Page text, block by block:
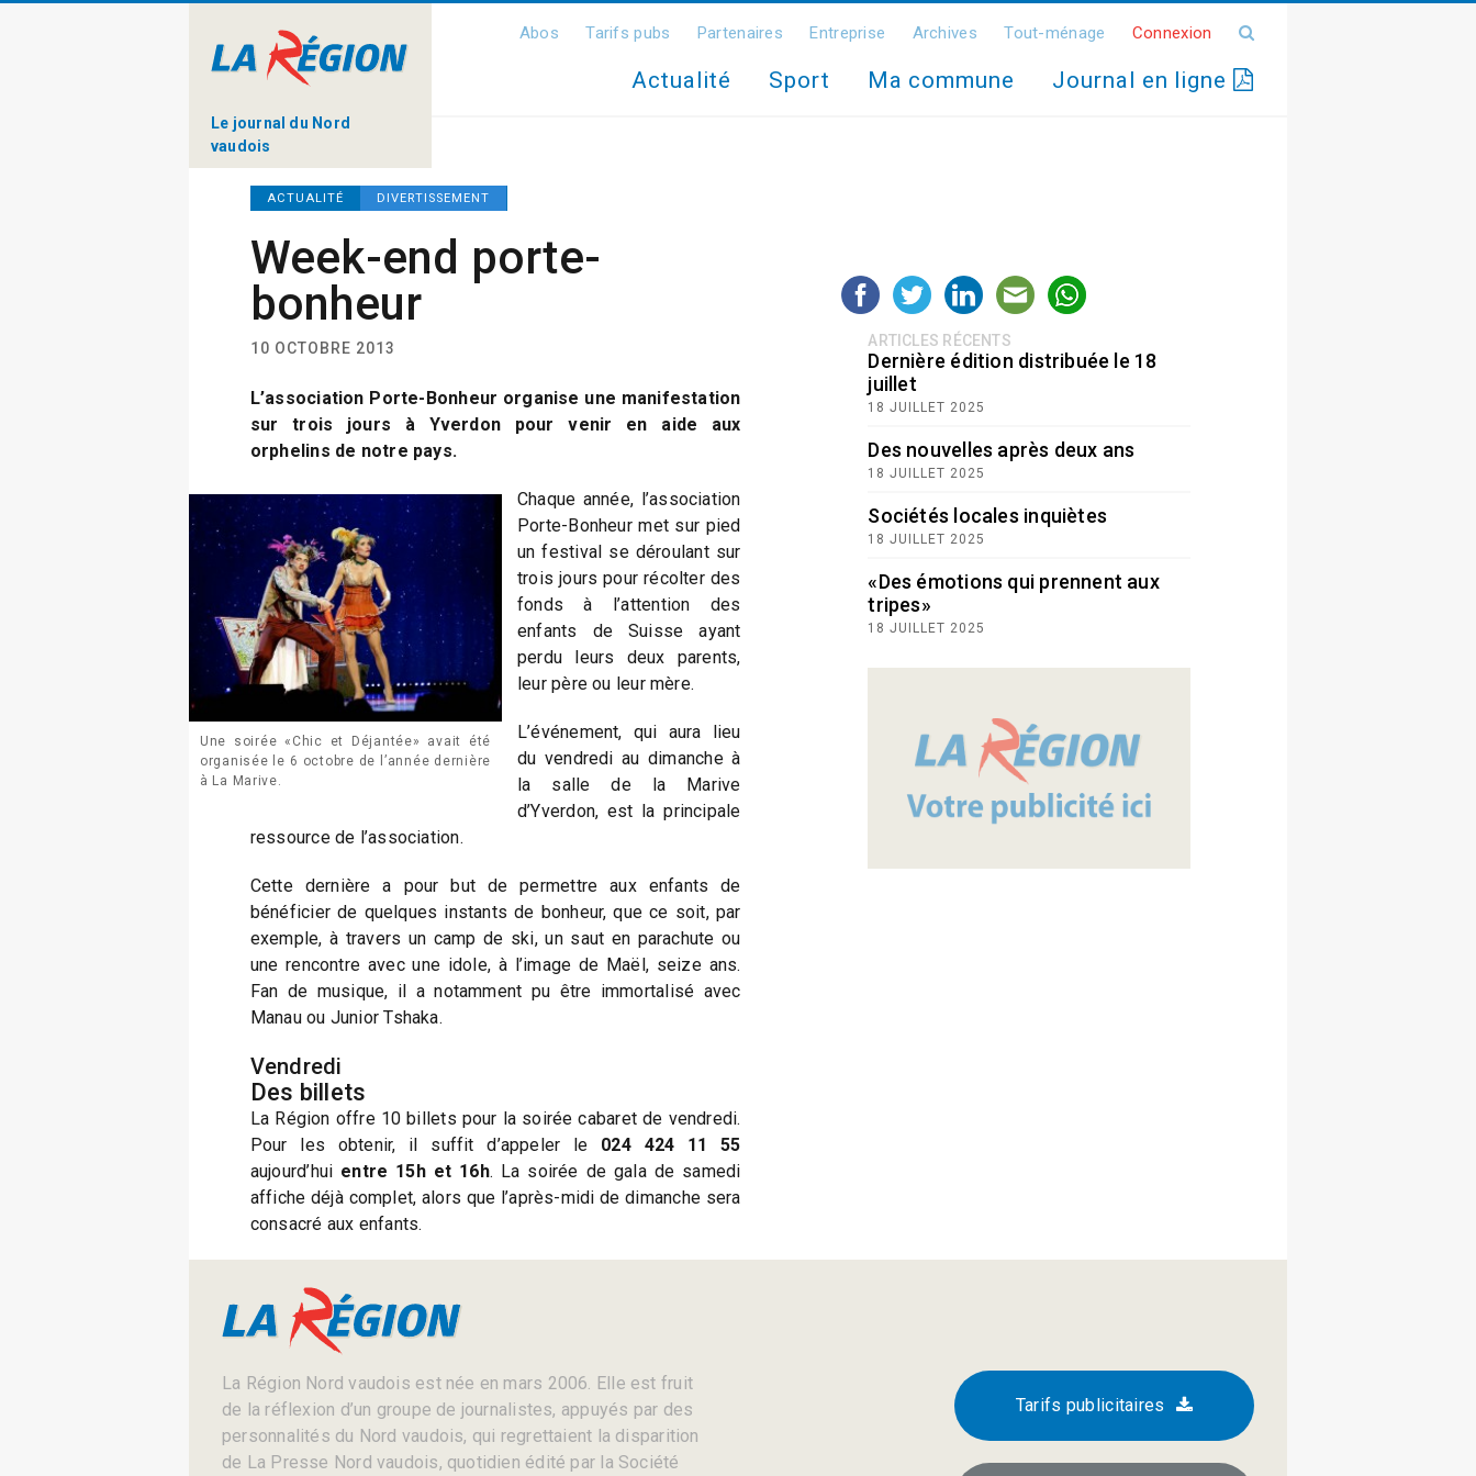
Le journal du Nord
vaudois
Abos Tarifs pubs Partenaires Entreprise Archives Tout-ménage Connexion
Actualité Sport Ma commune Journal en ligne
ACTUALITÉ DIVERTISSEMENT
Week-end porte-
bonheur
10 OCTOBRE 2013
L’association Porte-Bonheur organise une manifestation
sur trois jours à Yverdon pour venir en aide aux
orphelins de notre pays.
Une soirée «Chic et Déjantée» avait été
organisée le 6 octobre de l’année dernière
à La Marive.
Chaque année, l’association
Porte-Bonheur met sur pied
un festival se déroulant sur
trois jours pour récolter des
fonds à l’attention des
enfants de Suisse ayant
perdu leurs deux parents,
leur père ou leur mère.
L’événement, qui aura lieu
du vendredi au dimanche à
la salle de la Marive
d’Yverdon, est la principale
ressource de l’association.
Cette dernière a pour but de permettre aux enfants de
bénéficier de quelques instants de bonheur, que ce soit, par
exemple, à travers un camp de ski, un saut en parachute ou
une rencontre avec une idole, à l’image de Maël, seize ans.
Fan de musique, il a notamment pu être immortalisé avec
Manau ou Junior Tshaka.
Vendredi
Des billets
La Région offre 10 billets pour la soirée cabaret de vendredi.
Pour les obtenir, il suffit d’appeler le 024 424 11 55
aujourd’hui entre 15h et 16h. La soirée de gala de samedi
affiche déjà complet, alors que l’après-midi de dimanche sera
consacré aux enfants.
ARTICLES RÉCENTS
Dernière édition distribuée le 18
juillet
18 JUILLET 2025
Des nouvelles après deux ans
18 JUILLET 2025
Sociétés locales inquiètes
18 JUILLET 2025
«Des émotions qui prennent aux
tripes»
18 JUILLET 2025
La Région Nord vaudois est née en mars 2006. Elle est fruit
de la réflexion d’un groupe de journalistes, appuyés par des
personnalités du Nord vaudois, qui regrettaient la disparition
de La Presse Nord vaudois, quotidien édité par la Société
Tarifs publicitaires